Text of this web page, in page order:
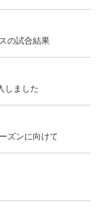
の試合結果
しました
ズンに向けて